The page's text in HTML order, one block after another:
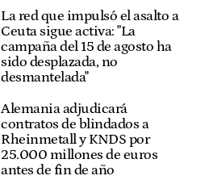
La red que impulsó el asalto a
Ceuta sigue activa: "La
campaña del 15 de agosto ha
sido desplazada, no
desmantelada"
Alemania adjudicará
contratos de blindados a
Rheinmetall y KNDS por
25.000 millones de euros
antes de fin de año